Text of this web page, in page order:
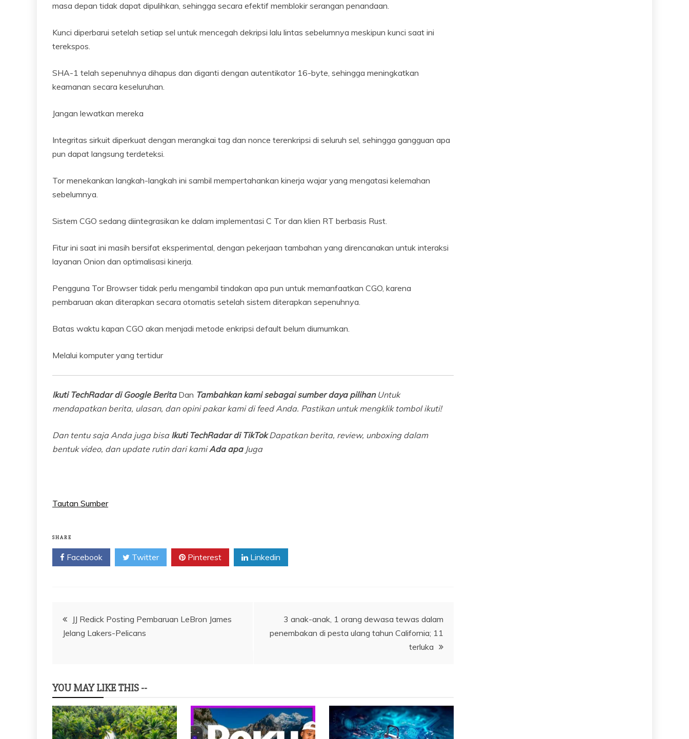
masa depan tidak dapat dipulihkan, sehingga secara efektif memblokir serangan penandaan.
Kunci diperbarui setelah setiap sel untuk mencegah dekripsi lalu lintas sebelumnya meskipun kunci saat ini
terekspos.
SHA-1 telah sepenuhnya dihapus dan diganti dengan autentikator 16-byte, sehingga meningkatkan
keamanan secara keseluruhan.
Jangan lewatkan mereka
Integritas sirkuit diperkuat dengan merangkai tag dan nonce terenkripsi di seluruh sel, sehingga gangguan apa
pun dapat langsung terdeteksi.
Tor menekankan langkah-langkah ini sambil mempertahankan kinerja wajar yang mengatasi kelemahan
sebelumnya.
Sistem CGO sedang diintegrasikan ke dalam implementasi C Tor dan klien RT berbasis Rust.
Fitur ini saat ini masih bersifat eksperimental, dengan pekerjaan tambahan yang direncanakan untuk interaksi
layanan Onion dan optimalisasi kinerja.
Pengguna Tor Browser tidak perlu mengambil tindakan apa pun untuk memanfaatkan CGO, karena
pembaruan akan diterapkan secara otomatis setelah sistem diterapkan sepenuhnya.
Batas waktu kapan CGO akan menjadi metode enkripsi default belum diumumkan.
Melalui komputer yang tertidur
Ikuti TechRadar di Google BeritaDan Tambahkan kami sebagai sumber daya pilihanUntuk
mendapatkan berita, ulasan, dan opini pakar kami di feed Anda. Pastikan untuk mengklik tombol ikuti!
Dan tentu saja Anda juga bisa Ikuti TechRadar di TikTokDapatkan berita, review, unboxing dalam
bentuk video, dan update rutin dari kamiAda apaJuga
Tautan Sumber
SHARE
Facebook Twitter Pinterest Linkedin
Navigasi
pos
JJ Redick Posting Pembaruan LeBron James
Jelang Lakers-Pelicans
3 anak-anak, 1 orang dewasa tewas dalam
penembakan di pesta ulang tahun California; 11
terluka
YOU MAY LIKE THIS --